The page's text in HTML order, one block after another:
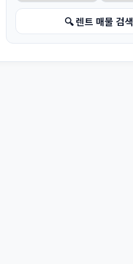
🔍 렌트 매물 검색